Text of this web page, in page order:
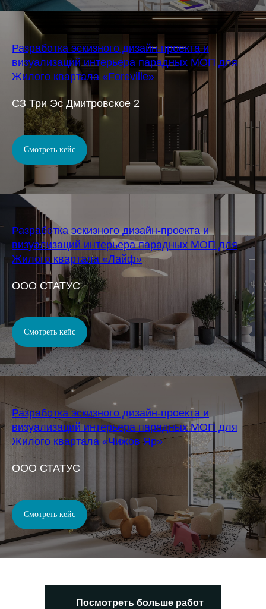
Разработка эскизного дизайн-проекта и
визуализаций интерьера парадных МОП для
Жилого квартала «Foreville»
СЗ Три Эс Дмитровское 2
Смотреть кейс
Разработка эскизного дизайн-проекта и
визуализаций интерьера парадных МОП для
Жилого квартала «Лайф»
OOO СТАТУС
Смотреть кейс
Разработка эскизного дизайн-проекта и
визуализаций интерьера парадных МОП для
Жилого квартала «Чижов Яр»
OOO СТАТУС
Смотреть кейс
Посмотреть больше работ